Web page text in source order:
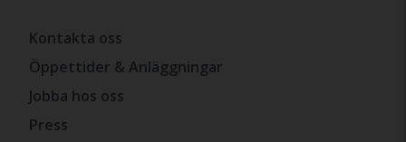
Kontakta oss
Öppettider & Anläggningar
Jobba hos oss
Press